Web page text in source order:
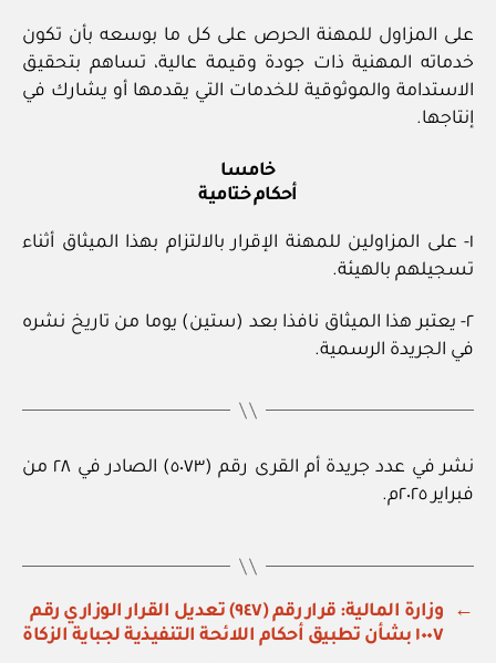
على المزاول للمهنة الحرص على كل ما بوسعه بأن تكون
خدماته المهنية ذات جودة وقيمة عالية، تساهم بتحقيق
الاستدامة والموثوقية للخدمات التي يقدمها أو يشارك في
إنتاجها.
خامسا
أحكام ختامية
١‏- على المزاولين للمهنة الإقرار بالالتزام بهذا الميثاق أثناء
تسجيلهم بالهيئة.
٢‏- يعتبر هذا الميثاق نافذا بعد (ستين) يوما من تاريخ نشره
في الجريدة الرسمية.
نشر في عدد جريدة أم القرى رقم (٥٠٧٣) الصادر في ٢٨ من
فبراير ٢٠٢٥م.
←
وزارة المالية: قرار رقم (٩٤٧) تعديل القرار الوزاري رقم
١٠٠٧ بشأن تطبيق أحكام اللائحة التنفيذية لجباية الزكاة